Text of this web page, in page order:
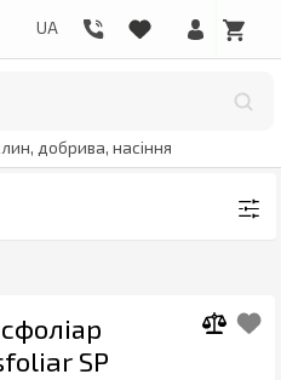
добрива, насіння
SP